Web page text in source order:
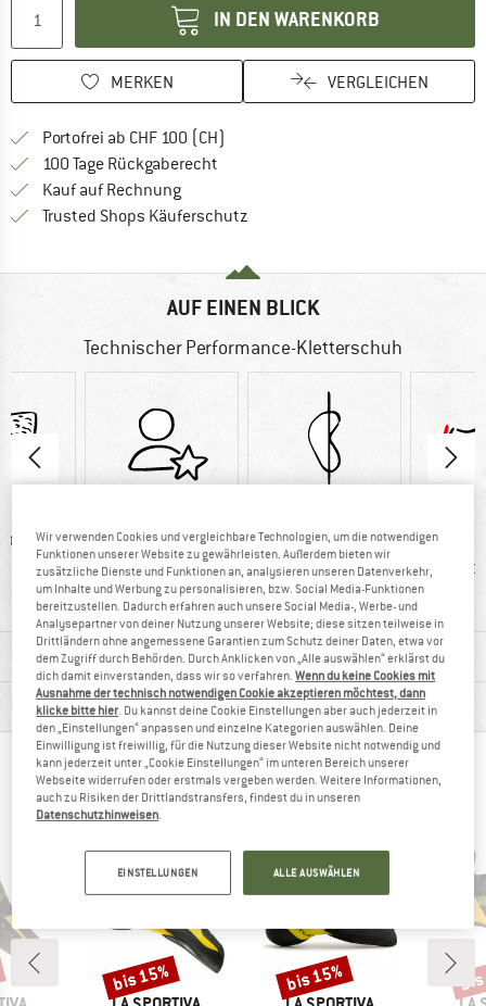
IN DEN WARENKORB
MERKEN VERGLEICHEN
Portofrei ab CHF 100 (CH)
100 Tage Rückgaberecht
Kauf auf RechnungFinde die Zahlungs-Infos hier! Öffnet
Trusted Shops Käuferschutz
AUF EINEN BLICK
Technischer Performance-Kletterschuh
97%
Weiterempfehlung
stark
asymmetrische
Leisten
MATERIALINFOS & FEATURES
PRODUKTBESCHREIBUNG
ANDERE BERGFREUNDE SCHAUTEN SICH AUCH
AN
Rabatt
bis 15% Rabatt
bis 15%
Wir verwenden Cookies und vergleichbare Technologien, um die notwendigen
Funktionen unserer Website zu gewährleisten. Außerdem bieten wir
zusätzliche Dienste und Funktionen an, analysieren unseren Datenverkehr,
um Inhalte und Werbung zu personalisieren, bzw. Social Media-Funktionen
bereitzustellen. Dadurch erfahren auch unsere Social Media-, Werbe- und
Analysepartner von deiner Nutzung unserer Website; diese sitzen teilweise in
Drittländern ohne angemessene Garantien zum Schutz deiner Daten, etwa vor
dem Zugriff durch Behörden. Durch Anklicken von „Alle auswählen“ erklärst du
dich damit einverstanden, dass wir so verfahren.Wenn du keine Cookies mit
Ausnahme der technisch notwendigen Cookie akzeptieren möchtest, dann
klicke bitte hier. Du kannst deine Cookie Einstellungen aber auch jederzeit in
den „Einstellungen“ anpassen und einzelne Kategorien auswählen. Deine
Einwilligung ist freiwillig, für die Nutzung dieser Website nicht notwendig und
kann jederzeit unter „Cookie Einstellungen“ im unteren Bereich unserer
Webseite widerrufen oder erstmals vergeben werden. Weitere Informationen,
auch zu Risiken der Drittlandstransfers, findest du in unseren
Datenschutzhinweisen.
EINSTELLUNGEN ALLE AUSWÄHLEN